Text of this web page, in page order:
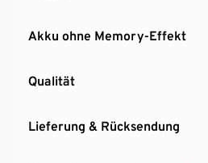
Akku ohne Memory-Effekt
Qualität
Lieferung & Rücksendung